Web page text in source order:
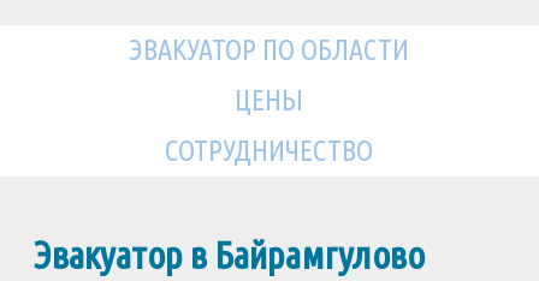
ЭВАКУАТОР ПО ОБЛАСТИ
ЦЕНЫ
СОТРУДНИЧЕСТВО
Эвакуатор в Байрамгулово